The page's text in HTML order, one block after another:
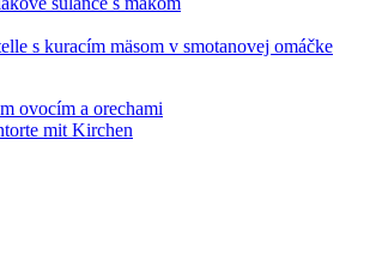
s kuracím mäsom v smotanovej omáčke
ovocím a orechami
mit Kirchen